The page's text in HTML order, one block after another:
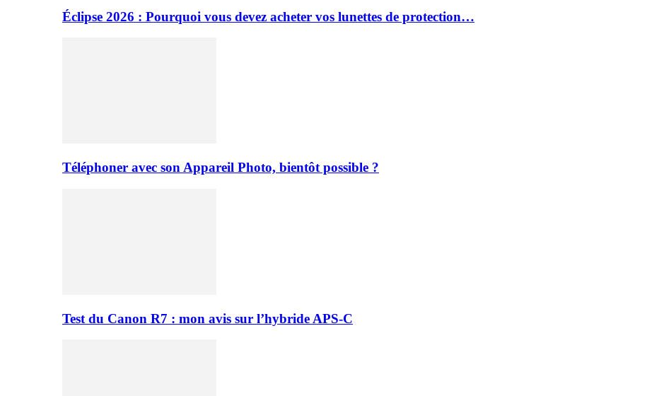
Éclipse 2026 : Pourquoi vous devez acheter vos lunettes de protection…
Téléphoner avec son Appareil Photo, bientôt possible ?
Test du Canon R7 : mon avis sur l’hybride APS-C